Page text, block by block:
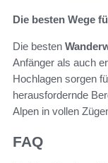
Die besten Wege
Die besten
Anfänger als auch
Hochlagen sorgen
herausfordernde
Alpen in vollen
FAQ